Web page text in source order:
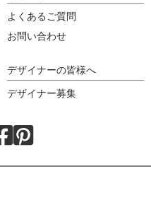
よくあるご質問
お問い合わせ
デザイナーの皆様へ
デザイナー募集